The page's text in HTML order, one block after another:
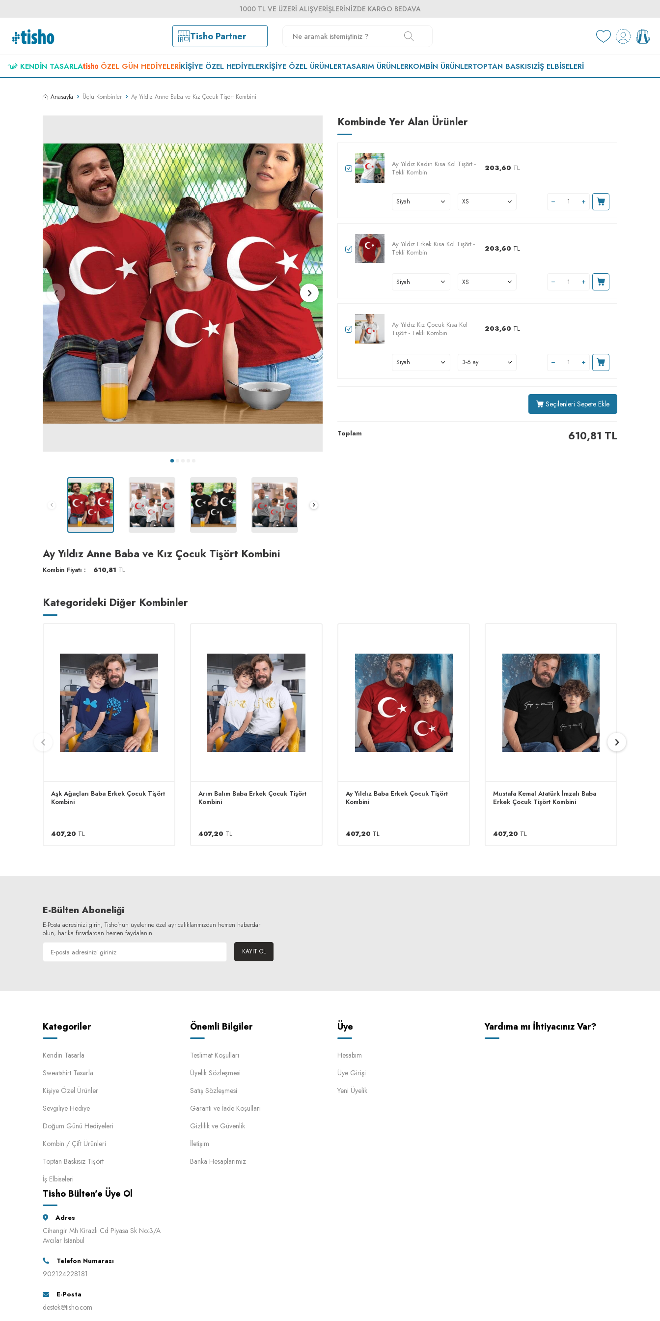
1000 TL VE ÜZERI ALIŞVERIŞLERINIZDE KARGO BEDAVA
Tisho Partner
KENDIN TASARLA ÖZEL GÜN HEDIYELERIKIŞIYE ÖZEL HEDIYELERKIŞIYE ÖZEL ÜRÜNLERTASARIM ÜRÜNLERKOMBIN ÜRÜNLERTOPTAN BASKISIZİŞ ELBISELERI
Anasayfa Üçlü Kombinler Ay Yıldız Anne Baba ve Kız Çocuk Tişört Kombini
Ay Yıldız Anne Baba ve Kız Çocuk Tişört Kombini
Kombin Fiyatı : 610,81 TL
Kombinde Yer Alan Ürünler
Ay Yıldız Kadın Kısa Kol Tişört -
Tekli Kombin
203,60 TL
Ay Yıldız Erkek Kısa Kol Tişört -
Tekli Kombin
203,60 TL
Ay Yıldız Kız Çocuk Kısa Kol
Tişört - Tekli Kombin
203,60 TL
Seçilenleri Sepete Ekle
Toplam 610,81 TL
Kategorideki Diğer Kombinler
Aşk Ağaçları Baba Erkek Çocuk Tişört
Kombini
407,20 TL
Arım Balım Baba Erkek Çocuk Tişört
Kombini
407,20 TL
Ay Yıldız Baba Erkek Çocuk Tişört
Kombini
407,20 TL
Mustafa Kemal Atatürk İmzalı Baba
Erkek Çocuk Tişört Kombini
407,20 TL
E-Bülten Aboneliği
E-Posta adresinizi girin, Tisho'nun üyelerine özel ayrıcalıklarımızdan hemen haberdar
olun, harika fırsatlardan hemen faydalanın.
KAYIT OL
Kategoriler
Kendin Tasarla
Sweatshirt Tasarla
Kişiye Özel Ürünler
Sevgiliye Hediye
Doğum Günü Hediyeleri
Kombin / Çift Ürünleri
Toptan Baskısız Tişört
İş Elbiseleri
Önemli Bilgiler
Teslimat Koşulları
Üyelik Sözleşmesi
Satış Sözleşmesi
Garanti ve İade Koşulları
Gizlilik ve Güvenlik
İletişim
Banka Hesaplarımız
Üye
Hesabım
Üye Girişi
Yeni Üyelik
Yardıma mı İhtiyacınız Var?
Tisho Bülten'e Üye Ol
Adres
Cihangir Mh Kirazlı Cd Piyasa Sk No:3/A
Avcılar İstanbul
Telefon Numarası
902124228181
E-Posta
destek@tisho.com